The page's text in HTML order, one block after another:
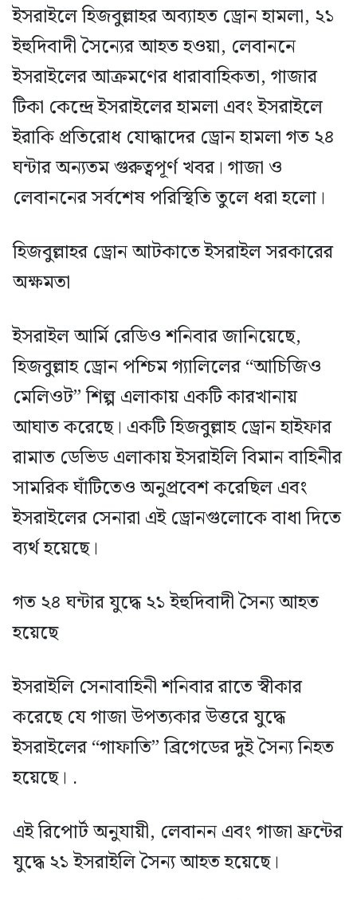
ইসরাইলে হিজবুল্লাহর অব্যাহত ড্রোন হামলা, ২১
ইহুদিবাদী সৈন্যের আহত হওয়া, লেবাননে
ইসরাইলের আক্রমণের ধারাবাহিকতা, গাজার
টিকা কেন্দ্রে ইসরাইলের হামলা এবং ইসরাইলে
ইরাকি প্রতিরোধ যোদ্ধাদের ড্রোন হামলা গত ২৪
ঘন্টার অন্যতম গুরুত্বপূর্ণ খবর। গাজা ও
লেবাননের সর্বশেষ পরিস্থিতি তুলে ধরা হলো।
হিজবুল্লাহর ড্রোন আটকাতে ইসরাইল সরকারের
অক্ষমতা
ইসরাইল আর্মি রেডিও শনিবার জানিয়েছে,
হিজবুল্লাহ ড্রোন পশ্চিম গ্যালিলের “আচিজিও
মেলিওট” শিল্প এলাকায় একটি কারখানায়
আঘাত করেছে। একটি হিজবুল্লাহ ড্রোন হাইফার
রামাত ডেভিড এলাকায় ইসরাইলি বিমান বাহিনীর
সামরিক ঘাঁটিতেও অনুপ্রবেশ করেছিল এবং
ইসরাইলের সেনারা এই ড্রোনগুলোকে বাধা দিতে
ব্যর্থ হয়েছে।
গত ২৪ ঘন্টার যুদ্ধে ২১ ইহুদিবাদী সৈন্য আহত
হয়েছে
ইসরাইলি সেনাবাহিনী শনিবার রাতে স্বীকার
করেছে যে গাজা উপত্যকার উত্তরে যুদ্ধে
ইসরাইলের “গাফাতি” ব্রিগেডের দুই সৈন্য নিহত
হয়েছে। .
এই রিপোর্ট অনুযায়ী, লেবানন এবং গাজা ফ্রন্টের
যুদ্ধে ২১ ইসরাইলি সৈন্য আহত হয়েছে।